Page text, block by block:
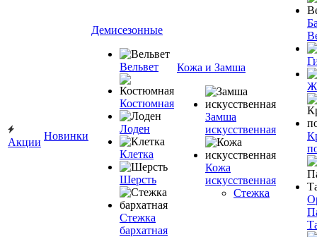
Акции
Новинки
Демисезонные
Вельвет
Костюмная
Лоден
Клетка
Шерсть
Стежка
бархатная
Кожа и Замша
Замша
искусственная
Кожа
искусственная
Стежка